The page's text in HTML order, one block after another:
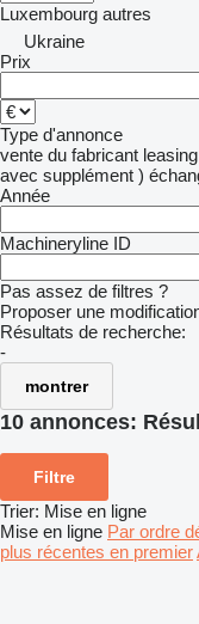
Luxembourg autres
Ukraine
Prix
Type d'annonce
vente du fabricant leasing
avec supplément )
Année
Machineryline ID
Pas assez de filtres ?
Proposer une
Résultats de recherche:
-
montrer
10 annonces:
Filtre
Trier: Mise en ligne
Mise en ligne Par ordre
plus récentes en premier